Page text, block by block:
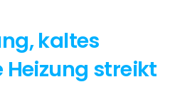
kaltes
Heizung streikt